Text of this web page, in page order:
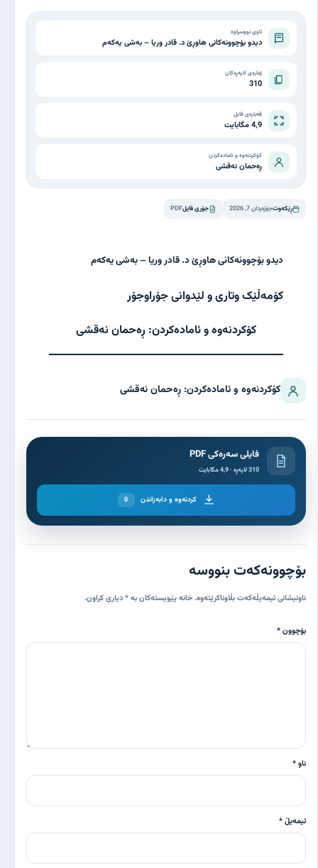
ناوی نووسراوە
دیدو بۆچوونەکانی هاوڕێ د. قادر وریا – بەشی یەکەم
ژمارەی لاپەڕەکان
310
قەبارەی فایل
4,9 مگابایت
کۆکردنەوە و ئامادەکردن
ڕەحمان نەقشی
ڕێکەوتجۆزەردان 7, 2026 جۆری فایلPDF
دیدو بۆچوونەکانی هاوڕێ د. قادر وریا – بەشی یەکەم
کۆمەڵێک وتاری و لێدوانی جۆراوجۆر
کۆکردنەوە و ئامادەکردن: ڕەحمان نەقشی
کۆکردنەوە و ئامادەکردن: ڕەحمان نەقشی
فایلی سەرەکی PDF
310 لاپەڕە · 4,9 مگابایت
کردنەوە و دابەزاندن 0
بۆچوونەکەت بنووسە
ناونیشانی ئیمەیڵەکەت بڵاوناکرێتەوە. خانە پێویستەکان بە * دیاری کراون.
بۆچوون *
ناو *
ئیمەیڵ *